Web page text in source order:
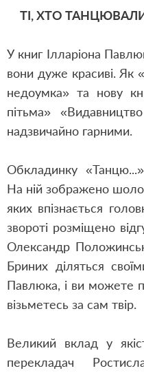
ТІ, ХТО
У книг Ілларіона
вони дуже красиві. Як
недоумка» та нову
пітьма»
надзвичайно гарними.
Обкладинку
На ній зображено
яких впізнається
звороті розміщено
Олександр
Бриних діляться
Павлюка, і ви можете
візьметесь за сам твір.
Великий вклад у
перекладач